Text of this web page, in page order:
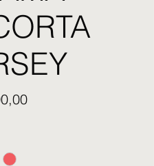
Precio